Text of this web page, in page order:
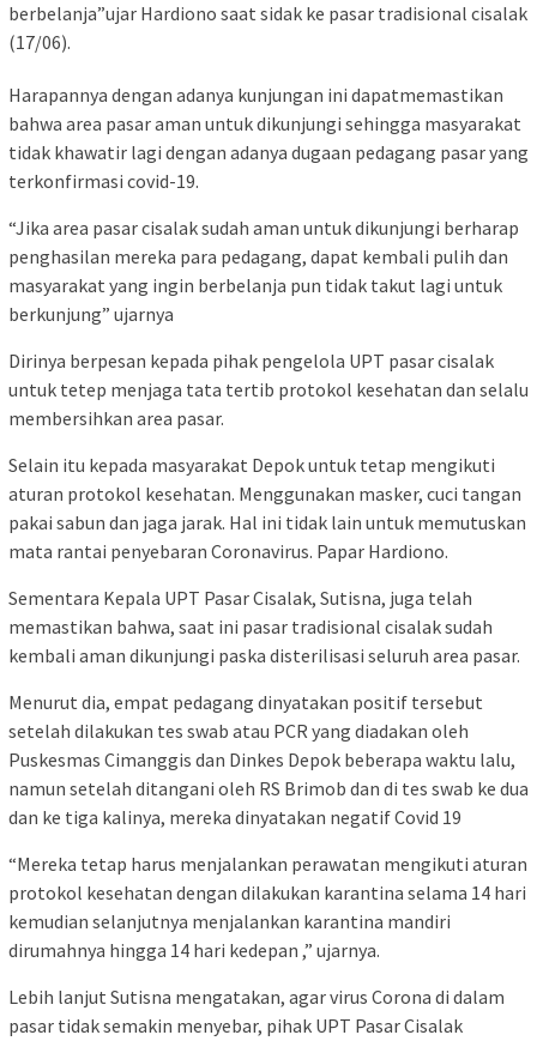
berbelanja”ujar Hardiono saat sidak ke pasar tradisional cisalak
(17/06).
Harapannya dengan adanya kunjungan ini dapatmemastikan
bahwa area pasar aman untuk dikunjungi sehingga masyarakat
tidak khawatir lagi dengan adanya dugaan pedagang pasar yang
terkonfirmasi covid-19.
“Jika area pasar cisalak sudah aman untuk dikunjungi berharap
penghasilan mereka para pedagang, dapat kembali pulih dan
masyarakat yang ingin berbelanja pun tidak takut lagi untuk
berkunjung” ujarnya
Dirinya berpesan kepada pihak pengelola UPT pasar cisalak
untuk tetep menjaga tata tertib protokol kesehatan dan selalu
membersihkan area pasar.
Selain itu kepada masyarakat Depok untuk tetap mengikuti
aturan protokol kesehatan. Menggunakan masker, cuci tangan
pakai sabun dan jaga jarak. Hal ini tidak lain untuk memutuskan
mata rantai penyebaran Coronavirus. Papar Hardiono.
Sementara Kepala UPT Pasar Cisalak, Sutisna, juga telah
memastikan bahwa, saat ini pasar tradisional cisalak sudah
kembali aman dikunjungi paska disterilisasi seluruh area pasar.
Menurut dia, empat pedagang dinyatakan positif tersebut
setelah dilakukan tes swab atau PCR yang diadakan oleh
Puskesmas Cimanggis dan Dinkes Depok beberapa waktu lalu,
namun setelah ditangani oleh RS Brimob dan di tes swab ke dua
dan ke tiga kalinya, mereka dinyatakan negatif Covid 19
“Mereka tetap harus menjalankan perawatan mengikuti aturan
protokol kesehatan dengan dilakukan karantina selama 14 hari
kemudian selanjutnya menjalankan karantina mandiri
dirumahnya hingga 14 hari kedepan ,” ujarnya.
Lebih lanjut Sutisna mengatakan, agar virus Corona di dalam
pasar tidak semakin menyebar, pihak UPT Pasar Cisalak